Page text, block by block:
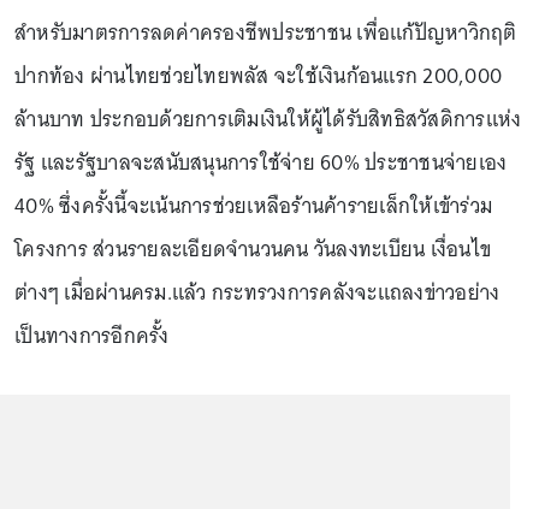
สำหรับมาตรการลดค่าครองชีพประชาชน เพื่อแก้ปัญหาวิกฤติ
ปากท้อง ผ่านไทยช่วยไทยพลัส จะใช้เงินก้อนแรก 200,000
ล้านบาท ประกอบด้วยการเติมเงินให้ผู้ได้รับสิทธิสวัสดิการแห่ง
รัฐ และรัฐบาลจะสนับสนุนการใช้จ่าย 60% ประชาชนจ่ายเอง
40% ซึ่งครั้งนี้จะเน้นการช่วยเหลือร้านค้ารายเล็กให้เข้าร่วม
โครงการ ส่วนรายละเอียดจำนวนคน วันลงทะเบียน เงื่อนไข
ต่างๆ เมื่อผ่านครม.แล้ว กระทรวงการคลังจะแถลงข่าวอย่าง
เป็นทางการอีกครั้ง